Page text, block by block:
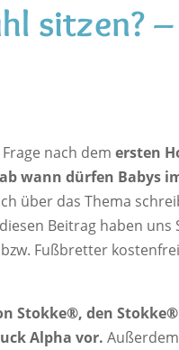
sitzen? –
nach dem ersten
ab wann dürfen Babys
über das Thema
Beitrag haben uns
Fußbretter
Stokke®, den
Alpha vor.